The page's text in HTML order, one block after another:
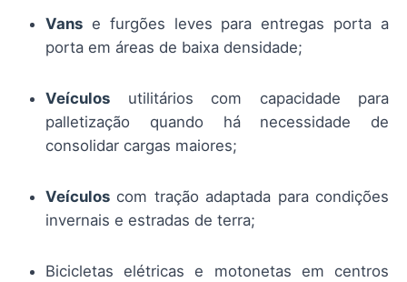
Vans e furgões leves para entregas porta a
porta em áreas de baixa densidade;
Veículos utilitários com capacidade para
palletização quando há necessidade de
consolidar cargas maiores;
Veículos com tração adaptada para condições
invernais e estradas de terra;
Bicicletas elétricas e motonetas em centros